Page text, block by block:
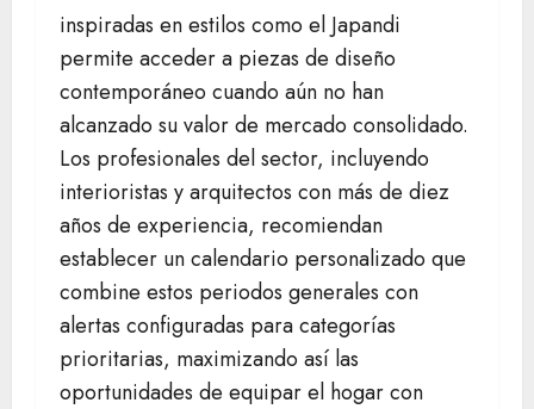
inspiradas en estilos como el Japandi
permite acceder a piezas de diseño
contemporáneo cuando aún no han
alcanzado su valor de mercado consolidado.
Los profesionales del sector, incluyendo
interioristas y arquitectos con más de diez
años de experiencia, recomiendan
establecer un calendario personalizado que
combine estos periodos generales con
alertas configuradas para categorías
prioritarias, maximizando así las
oportunidades de equipar el hogar con